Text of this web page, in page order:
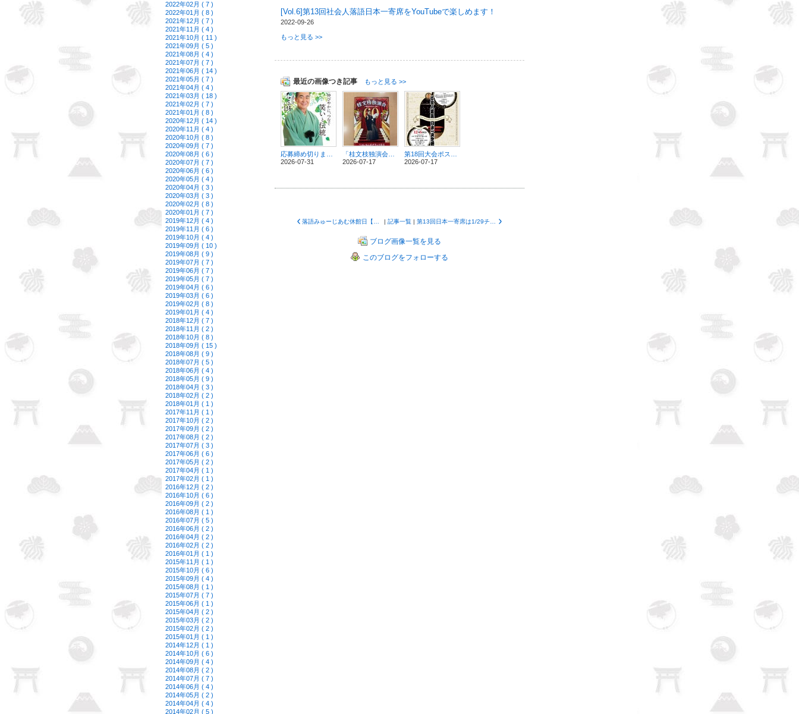
2022年02月 ( 7 )
2022年01月 ( 8 )
2021年12月 ( 7 )
2021年11月 ( 4 )
2021年10月 ( 11 )
2021年09月 ( 5 )
2021年08月 ( 4 )
2021年07月 ( 7 )
2021年06月 ( 14 )
2021年05月 ( 7 )
2021年04月 ( 4 )
2021年03月 ( 18 )
2021年02月 ( 7 )
2021年01月 ( 8 )
2020年12月 ( 14 )
2020年11月 ( 4 )
2020年10月 ( 8 )
2020年09月 ( 7 )
2020年08月 ( 6 )
2020年07月 ( 7 )
2020年06月 ( 6 )
2020年05月 ( 4 )
2020年04月 ( 3 )
2020年03月 ( 3 )
2020年02月 ( 8 )
2020年01月 ( 7 )
2019年12月 ( 4 )
2019年11月 ( 6 )
2019年10月 ( 4 )
2019年09月 ( 10 )
2019年08月 ( 9 )
2019年07月 ( 7 )
2019年06月 ( 7 )
2019年05月 ( 7 )
2019年04月 ( 6 )
2019年03月 ( 6 )
2019年02月 ( 8 )
2019年01月 ( 4 )
2018年12月 ( 7 )
2018年11月 ( 2 )
2018年10月 ( 8 )
2018年09月 ( 15 )
2018年08月 ( 9 )
2018年07月 ( 5 )
2018年06月 ( 4 )
2018年05月 ( 9 )
2018年04月 ( 3 )
2018年02月 ( 2 )
2018年01月 ( 1 )
2017年11月 ( 1 )
2017年10月 ( 2 )
2017年09月 ( 2 )
2017年08月 ( 2 )
2017年07月 ( 3 )
2017年06月 ( 6 )
2017年05月 ( 2 )
2017年04月 ( 1 )
2017年02月 ( 1 )
2016年12月 ( 2 )
2016年10月 ( 6 )
2016年09月 ( 2 )
2016年08月 ( 1 )
2016年07月 ( 5 )
2016年06月 ( 2 )
2016年04月 ( 2 )
2016年02月 ( 2 )
2016年01月 ( 1 )
2015年11月 ( 1 )
2015年10月 ( 6 )
2015年09月 ( 4 )
2015年08月 ( 1 )
2015年07月 ( 7 )
2015年06月 ( 1 )
2015年04月 ( 2 )
2015年03月 ( 2 )
2015年02月 ( 2 )
2015年01月 ( 1 )
2014年12月 ( 1 )
2014年10月 ( 6 )
2014年09月 ( 4 )
2014年08月 ( 2 )
2014年07月 ( 7 )
2014年06月 ( 4 )
2014年05月 ( 2 )
2014年04月 ( 4 )
2014年02月 ( 5 )
[Vol.6]第13回社会人落語日本一寄席をYouTubeで楽しめます！
2022-09-26
もっと見る >>
最近の画像つき記事 もっと見る >>
2026-07-31
2026-07-17
2026-07-17
| 記事一覧 |
ブログ画像一覧を見る
このブログをフォローする